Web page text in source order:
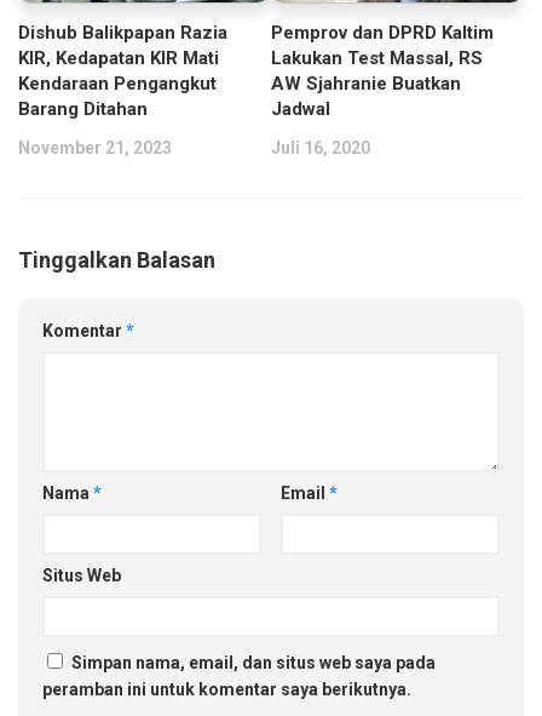
Dishub Balikpapan Razia
KIR, Kedapatan KIR Mati
Kendaraan Pengangkut
Barang Ditahan
November 21, 2023
Pemprov dan DPRD Kaltim
Lakukan Test Massal, RS
AW Sjahranie Buatkan
Jadwal
Juli 16, 2020
Tinggalkan Balasan
Komentar *
Nama * Email *
Situs Web
Simpan nama, email, dan situs web saya pada
peramban ini untuk komentar saya berikutnya.